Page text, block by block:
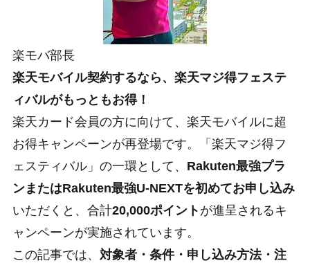
楽モバ部長
楽天モバイル契約するなら、楽天マジ得フェステ
ィバルがもっともお得！
楽天カード会員の方に向けて、楽天モバイルに超
お得キャンペーンが再登場です。「楽天マジ得フ
ェスティバル」の一環として、 Rakuten最強プラ
ンまたはRakuten最強U-NEXTを初めてお申し込み
いただくと、合計20,000ポイント が進呈されるキ
ャンペーンが実施されています。
この記事では、 対象者・条件・申し込み方法・注